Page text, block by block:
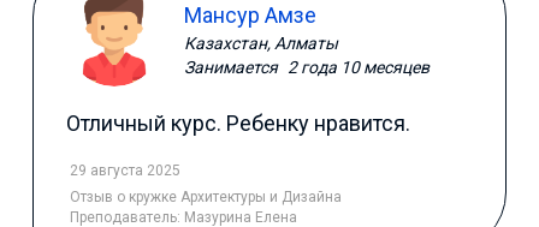
Мансур Амзе
Казахстан, Алматы
Занимается 2 года 10 месяцев
Отличный курс. Ребенку нравится.
29 августа 2025
Отзыв о кружке Архитектуры и Дизайна
Преподаватель: Мазурина Елена